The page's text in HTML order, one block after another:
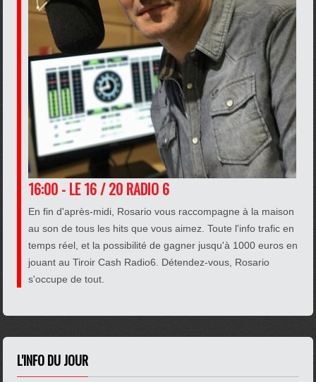
16:00 - LE 16 / 20 RADIO 6
En fin d'après-midi, Rosario vous raccompagne à la maison
au son de tous les hits que vous aimez. Toute l'info trafic en
temps réel, et la possibilité de gagner jusqu'à 1000 euros en
jouant au Tiroir Cash Radio6. Détendez-vous, Rosario
s'occupe de tout.
L'INFO DU JOUR